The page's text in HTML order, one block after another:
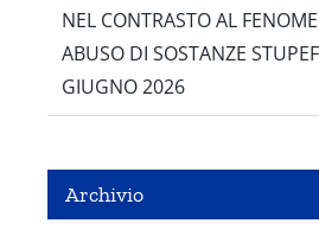
NEL CONTRASTO AL
ABUSO DI SOSTANZE
GIUGNO 2026
Archivio